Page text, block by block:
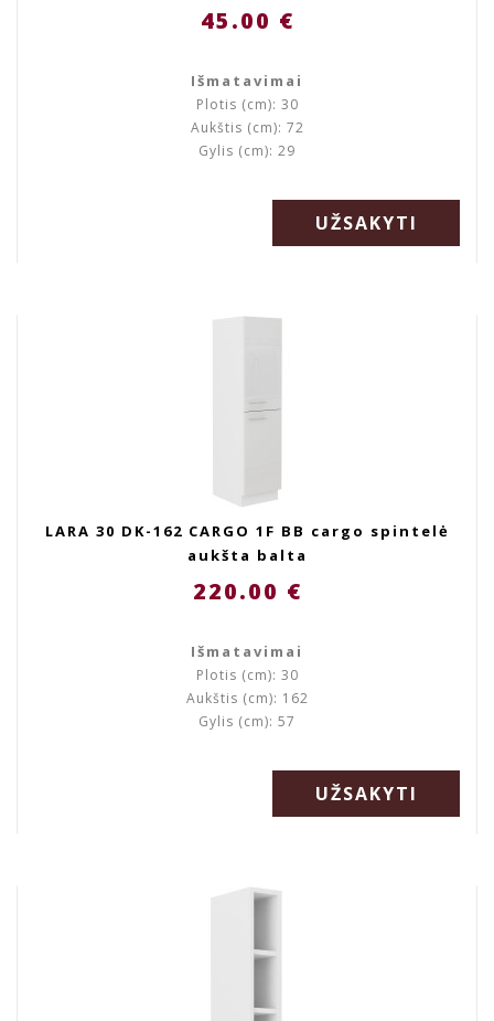
45.00 €
Išmatavimai
Plotis (cm): 30
Aukštis (cm): 72
Gylis (cm): 29
UŽSAKYTI
LARA 30 DK-162 CARGO 1F BB cargo spintelė
aukšta balta
220.00 €
Išmatavimai
Plotis (cm): 30
Aukštis (cm): 162
Gylis (cm): 57
UŽSAKYTI